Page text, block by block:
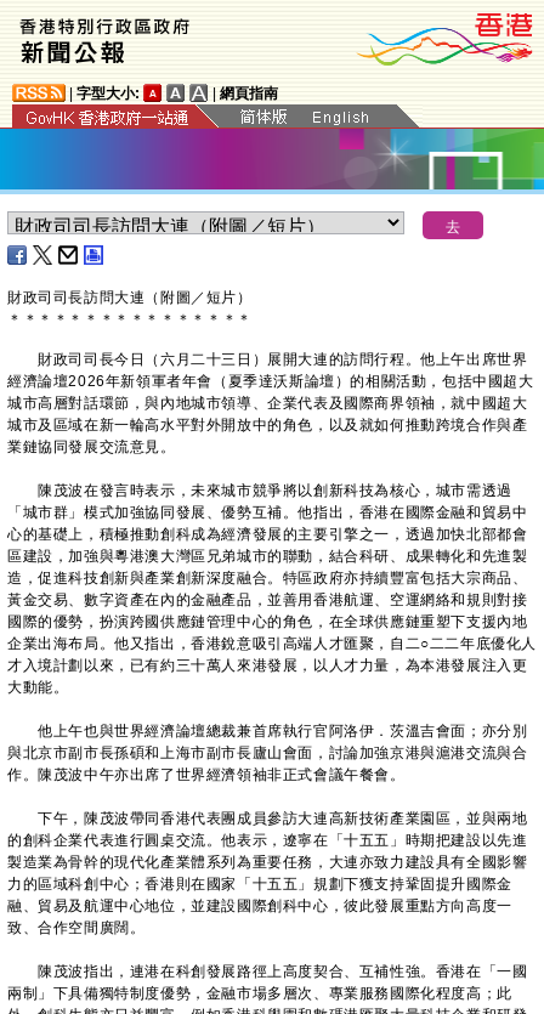
字型大小: 網頁指南
財政司司長訪問大連（附圖／短片）
＊ ＊ ＊ ＊ ＊ ＊ ＊ ＊ ＊ ＊ ＊ ＊ ＊ ＊ ＊ ＊
財政司司長今日（六月二十三日）展開大連的訪問行程。他上午出席世界
經濟論壇2026年新領軍者年會（夏季達沃斯論壇）的相關活動，包括中國超大
城市高層對話環節，與內地城市領導、企業代表及國際商界領袖，就中國超大
城市及區域在新一輪高水平對外開放中的角色，以及就如何推動跨境合作與產
業鏈協同發展交流意見。
陳茂波在發言時表示，未來城市競爭將以創新科技為核心，城市需透過
「城市群」模式加強協同發展、優勢互補。他指出，香港在國際金融和貿易中
心的基礎上，積極推動創科成為經濟發展的主要引擎之一，透過加快北部都會
區建設，加強與粵港澳大灣區兄弟城市的聯動，結合科研、成果轉化和先進製
造，促進科技創新與產業創新深度融合。特區政府亦持續豐富包括大宗商品、
黃金交易、數字資產在內的金融產品，並善用香港航運、空運網絡和規則對接
國際的優勢，扮演跨國供應鏈管理中心的角色，在全球供應鏈重塑下支援內地
企業出海布局。他又指出，香港銳意吸引高端人才匯聚，自二○二二年底優化人
才入境計劃以來，已有約三十萬人來港發展，以人才力量，為本港發展注入更
大動能。
他上午也與世界經濟論壇總裁兼首席執行官阿洛伊．茨溫吉會面；亦分別
與北京市副市長孫碩和上海市副市長廬山會面，討論加強京港與滬港交流與合
作。陳茂波中午亦出席了世界經濟領袖非正式會議午餐會。
下午，陳茂波帶同香港代表團成員參訪大連高新技術產業園區，並與兩地
的創科企業代表進行圓桌交流。他表示，遼寧在「十五五」時期把建設以先進
製造業為骨幹的現代化產業體系列為重要任務，大連亦致力建設具有全國影響
力的區域科創中心；香港則在國家「十五五」規劃下獲支持鞏固提升國際金
融、貿易及航運中心地位，並建設國際創科中心，彼此發展重點方向高度一
致、合作空間廣闊。
陳茂波指出，連港在科創發展路徑上高度契合、互補性強。香港在「一國
兩制」下具備獨特制度優勢，金融市場多層次、專業服務國際化程度高；此